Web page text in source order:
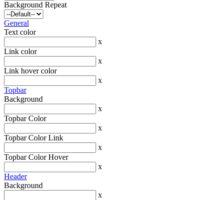
Background Repeat
General
Text color
x
Link color
x
Link hover color
x
Topbar
Background
x
Topbar Color
x
Topbar Color Link
x
Topbar Color Hover
x
Header
Background
x